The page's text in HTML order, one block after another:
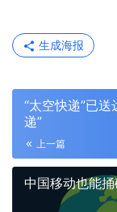
生成海报
“太空快递”已
递”
上一篇
中国移动也能